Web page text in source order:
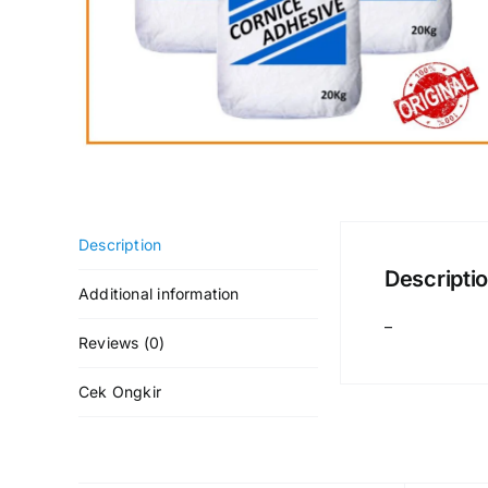
Description
Additional information
Reviews (0)
Cek Ongkir
–